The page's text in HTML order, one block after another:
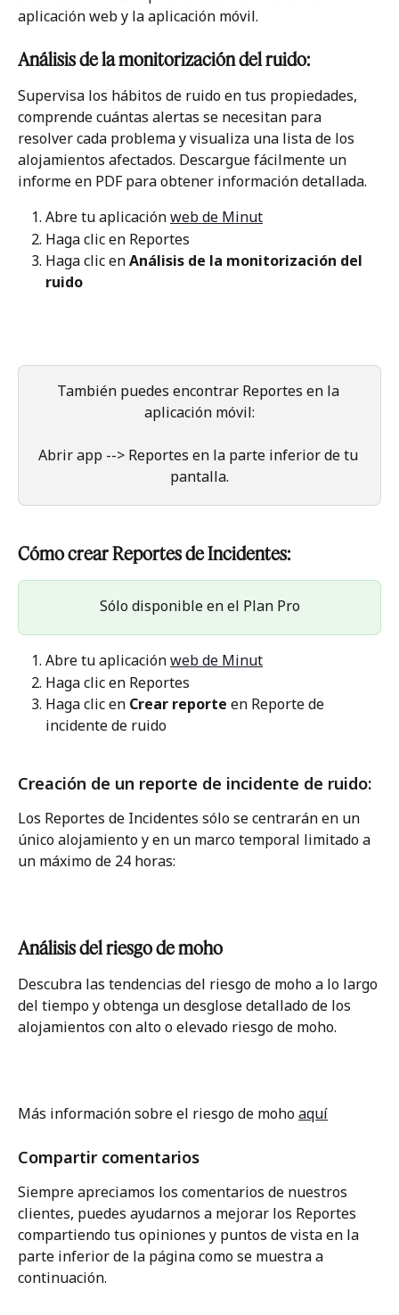
aplicación web y la aplicación móvil.
Análisis de la monitorización del ruido:
Supervisa los hábitos de ruido en tus propiedades,
comprende cuántas alertas se necesitan para
resolver cada problema y visualiza una lista de los
alojamientos afectados. Descargue fácilmente un
informe en PDF para obtener información detallada.
Abre tu aplicación web de Minut
Haga clic en Reportes
Haga clic en Análisis de la monitorización del
ruido
También puedes encontrar Reportes en la
aplicación móvil:
Abrir app --> Reportes en la parte inferior de tu
pantalla.
Cómo crear Reportes de Incidentes:
Sólo disponible en el Plan Pro
Abre tu aplicación web de Minut
Haga clic en Reportes
Haga clic en Crear reporte en Reporte de
incidente de ruido
Creación de un reporte de incidente de ruido:
Los Reportes de Incidentes sólo se centrarán en un
único alojamiento y en un marco temporal limitado a
un máximo de 24 horas:
Análisis del riesgo de moho
Descubra las tendencias del riesgo de moho a lo largo
del tiempo y obtenga un desglose detallado de los
alojamientos con alto o elevado riesgo de moho.
Más información sobre el riesgo de moho aquí
Compartir comentarios
Siempre apreciamos los comentarios de nuestros
clientes, puedes ayudarnos a mejorar los Reportes
compartiendo tus opiniones y puntos de vista en la
parte inferior de la página como se muestra a
continuación.